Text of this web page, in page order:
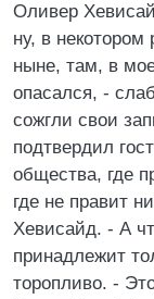
Оливер
ну, в
ныне, там, в
опасался, -
сожгли свои
подтвердил
общества, где
где не правит
Хевисайд. - А
принадлежит
торопливо. -